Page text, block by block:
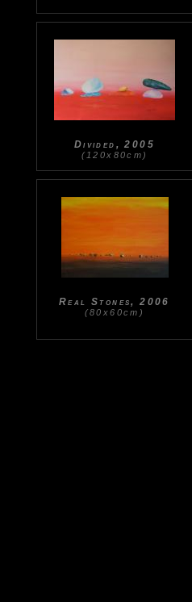
Divided, 2005
(120x80cm)
Real Stones, 2006
(80x60cm)